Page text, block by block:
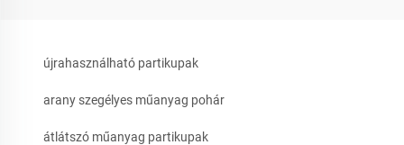
újrahasználható partikupak
arany szegélyes műanyag pohár
átlátszó műanyag partikupak